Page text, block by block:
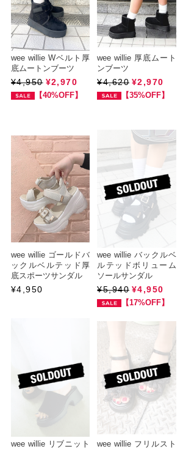
wee willie Wベルト厚
底ムートンブーツ
¥4,950 ¥2,970
【40%OFF】
wee willie 厚底ムート
ンブーツ
¥4,620 ¥2,970
【35%OFF】
wee willie ゴールドバ
ックルベルテッド厚
底スポーツサンダル
¥4,950
wee willie バックルベ
ルテッドボリューム
ソールサンダル
¥5,940 ¥4,950
【17%OFF】
wee willie リブニット
wee willie フリルスト